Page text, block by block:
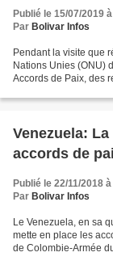
Publié le 15/07/2019
Par Bolivar Infos
Pendant la visite que
Nations Unies (ONU)
Accords de Paix, des
Venezuela:
accords de
Publié le 22/11/2018
Par Bolivar Infos
Le Venezuela, en sa
mette en place les
de Colombie-Armée